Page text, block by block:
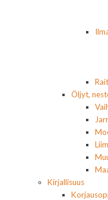
Öljyt,
Kirjallisuus